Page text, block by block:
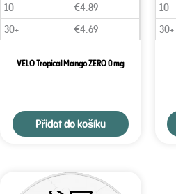
10
€4.89
30+
€4.69
VELO Tropical Mango ZERO 0 mg
Přidat do košíku
10
30+